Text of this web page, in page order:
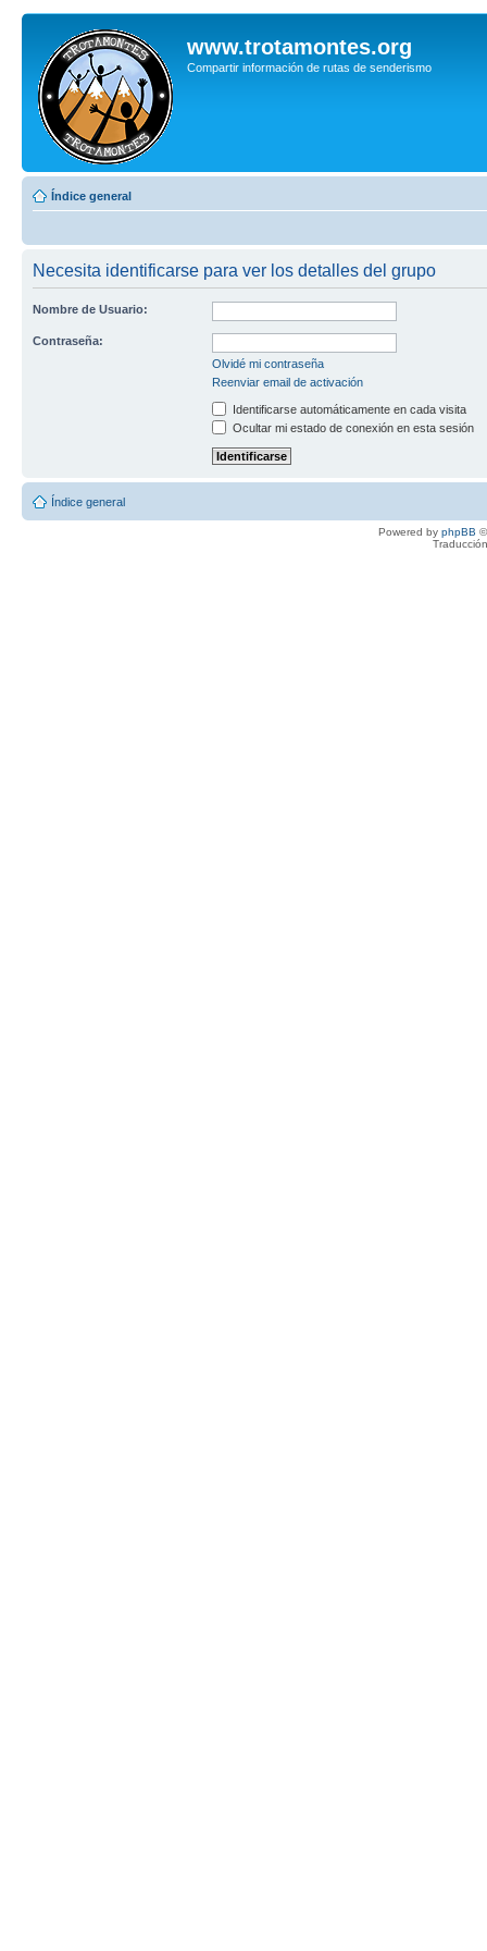
www.trotamontes.org
Compartir información de rutas de senderismo
Índice general
Necesita identificarse para ver los detalles del grupo
Nombre de Usuario:
Contraseña:
Olvidé mi contraseña
Reenviar email de activación
Identificarse automáticamente en cada visita
Ocultar mi estado de conexión en esta sesión
Índice general
Powered by phpBB